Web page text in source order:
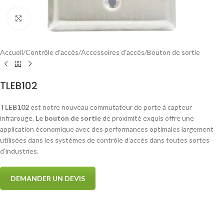
Click to enlarge
Accueil/Contrôle d'accès/Accessoires d'accès/Bouton de sortie
TLEB102
TLEB102est notre nouveau commutateur de porte à capteur
infrarouge. Le bouton de sortiede proximité exquis offre une
application économique avec des performances optimales largement
utilisées dans les systèmes de contrôle d’accès dans toutes sortes
d’industries.
DEMANDER UN DEVIS